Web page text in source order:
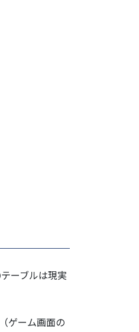
ーブルは現実
ゲーム画面の